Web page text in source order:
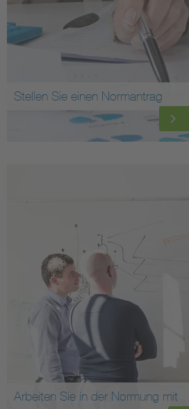
Stellen Sie einen Normantrag
Arbeiten Sie in der Normung mit